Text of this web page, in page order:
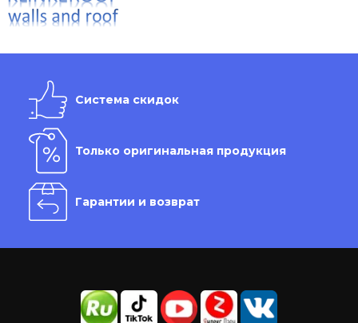
Система скидок
Только оригинальная продукция
Гарантии и возврат